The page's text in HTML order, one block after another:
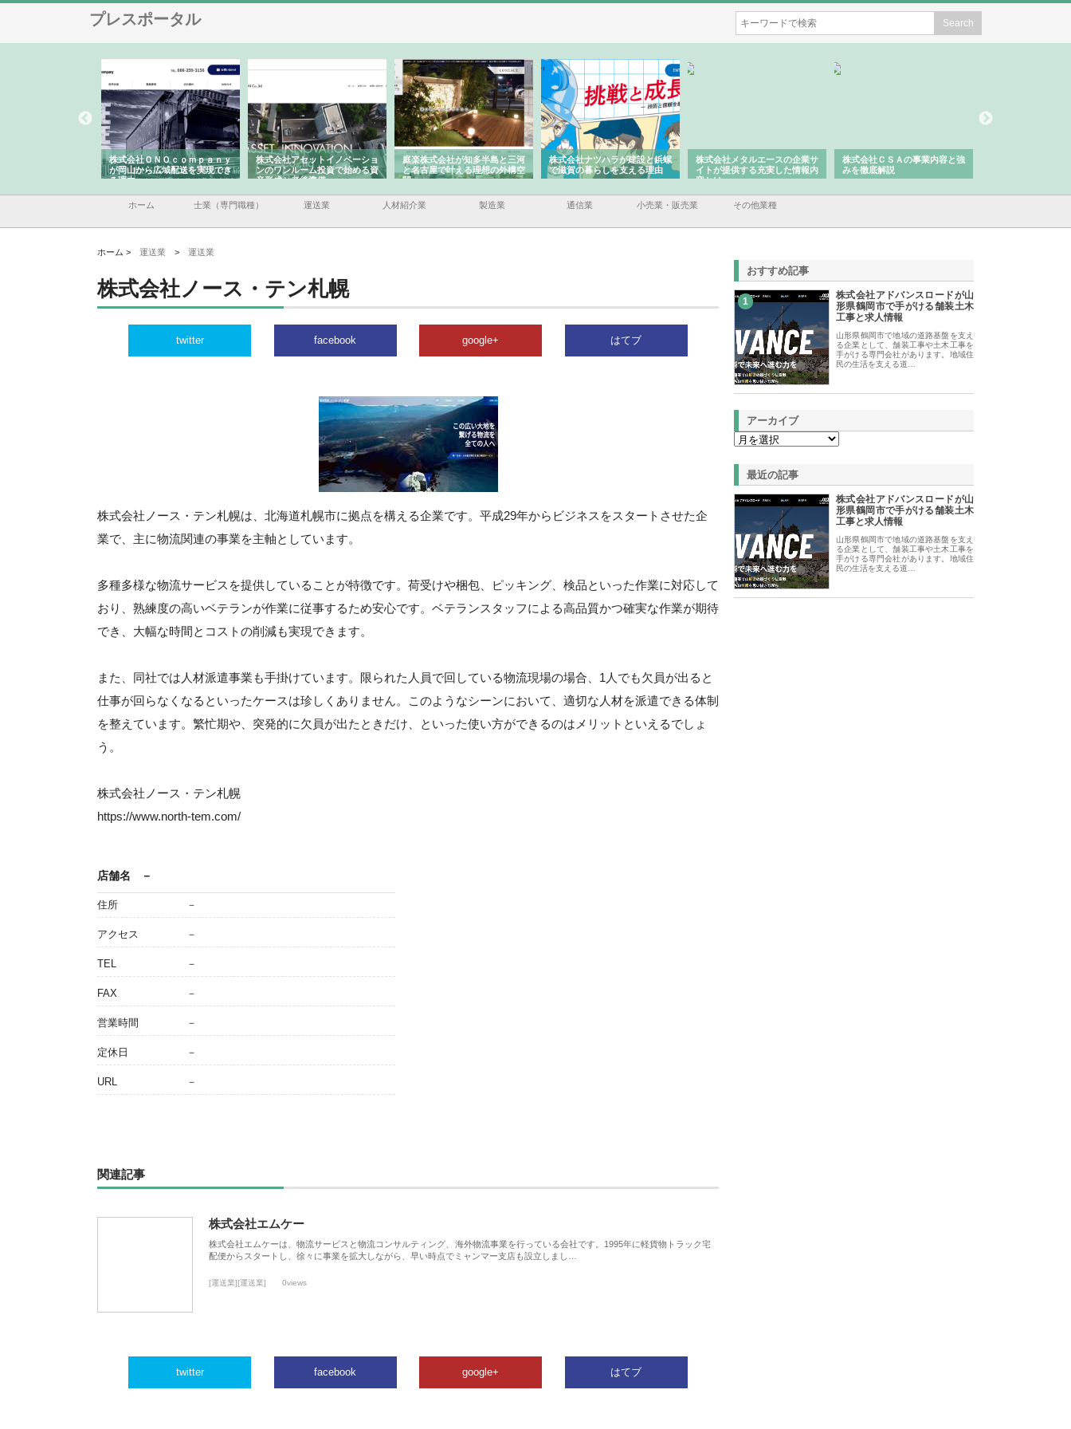
プレスポータル
株式会社ＯＮＯｃｏｍｐａｎｙ
が岡山から広域配送を実現でき
る理由
株式会社アセットイノベーショ
ンのワンルーム投資で始める資
産形成と老後準備
庭楽株式会社が知多半島と三河
と名古屋で叶える理想の外構空
間
株式会社ナツハラが建設と鋲螺
で滋賀の暮らしを支える理由
株式会社メタルエースの企業サ
イトが提供する充実した情報内
容とは
株式会社ＣＳＡの事業内容と強
みを徹底解説
ホーム 士業（専門職種） 運送業 人材紹介業 製造業 通信業 小売業・販売業 その他業種
ホーム > 運送業 > 運送業
株式会社ノース・テン札幌
twitter facebook google+ はてブ
株式会社ノース・テン札幌は、北海道札幌市に拠点を構える企業です。平成29年からビジネスをスタートさせた企
業で、主に物流関連の事業を主軸としています。
多種多様な物流サービスを提供していることが特徴です。荷受けや梱包、ピッキング、検品といった作業に対応して
おり、熟練度の高いベテランが作業に従事するため安心です。ベテランスタッフによる高品質かつ確実な作業が期待
でき、大幅な時間とコストの削減も実現できます。
また、同社では人材派遣事業も手掛けています。限られた人員で回している物流現場の場合、1人でも欠員が出ると
仕事が回らなくなるといったケースは珍しくありません。このようなシーンにおいて、適切な人材を派遣できる体制
を整えています。繁忙期や、突発的に欠員が出たときだけ、といった使い方ができるのはメリットといえるでしょ
う。
株式会社ノース・テン札幌
https://www.north-tem.com/
店舗名 －
住所 －
アクセス －
TEL －
FAX －
営業時間 －
定休日 －
URL －
関連記事
株式会社エムケー
株式会社エムケーは、物流サービスと物流コンサルティング、海外物流事業を行っている会社です。1995年に軽貨物トラック宅
配便からスタートし、徐々に事業を拡大しながら、早い時点でミャンマー支店も設立しまし…
[運送業][運送業] 0views
twitter facebook google+ はてブ
おすすめ記事
1
株式会社アドバンスロードが山
形県鶴岡市で手がける舗装土木
工事と求人情報
山形県鶴岡市で地域の道路基盤を支え
る企業として、舗装工事や土木工事を
手がける専門会社があります。地域住
民の生活を支える道…
アーカイブ
最近の記事
株式会社アドバンスロードが山
形県鶴岡市で手がける舗装土木
工事と求人情報
山形県鶴岡市で地域の道路基盤を支え
る企業として、舗装工事や土木工事を
手がける専門会社があります。地域住
民の生活を支える道…